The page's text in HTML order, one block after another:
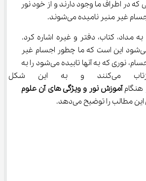
در اطراف ما وجود دارند و از خود نور
می‌توان به مداد، کتاب، دفتر و غیره اشاره کرد.
سوالی که مطرح می‌شود این است که ما چطور اجسام غیر
منیر را می‌بینیم. اجسام، نوری که به آنها تابیده می‌شود را به
چشم ما بازتاب می‌کنند و به
آموزش نور و ویژگی های آن علوم
مطالب را توضیح می‌دهد.